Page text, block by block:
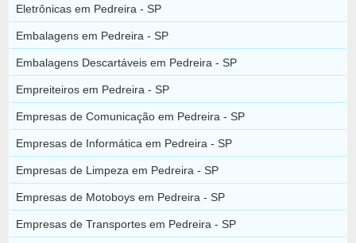
Eletrônicas em Pedreira - SP
Embalagens em Pedreira - SP
Embalagens Descartáveis em Pedreira - SP
Empreiteiros em Pedreira - SP
Empresas de Comunicação em Pedreira - SP
Empresas de Informática em Pedreira - SP
Empresas de Limpeza em Pedreira - SP
Empresas de Motoboys em Pedreira - SP
Empresas de Transportes em Pedreira - SP